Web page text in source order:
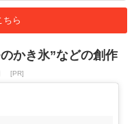
ちら
かき氷”などの創作
[PR]